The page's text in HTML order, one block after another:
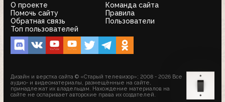
О проекте
Команда сайта
Помочь сайту
Правила
Обратная связь
Пользователи
Топ пользователей
Дизайн и верстка сайта © «Старый телевизор»; 2008 - 2026 Все
аудио- и видеоматериалы, размещённые на сайте,
принадлежат их владельцам. Нахождение материалов на
сайте не оспаривает авторские права их создателей.